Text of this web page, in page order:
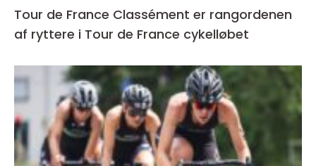
Tour de France Classément er rangordenen
af ryttere i Tour de France cykelløbet